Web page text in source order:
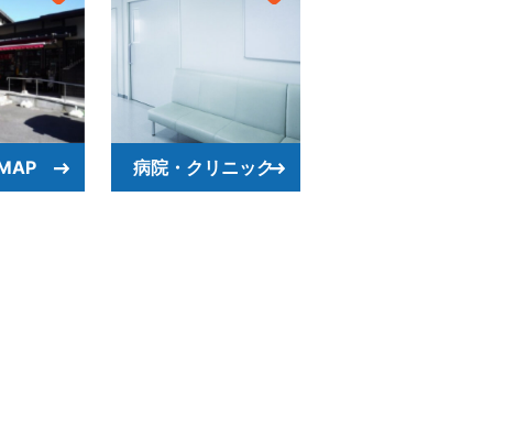
病院・クリニック